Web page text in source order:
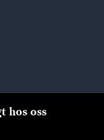
hos oss